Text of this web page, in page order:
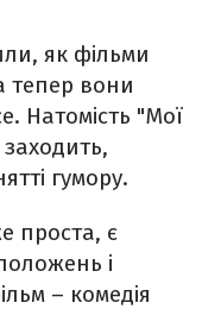
як фільми
тепер вони
Натомість "Мої
гумору.
проста, є
і
– комедія